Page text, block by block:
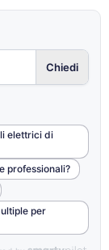
Chiedi
elettrici di
professionali?
per